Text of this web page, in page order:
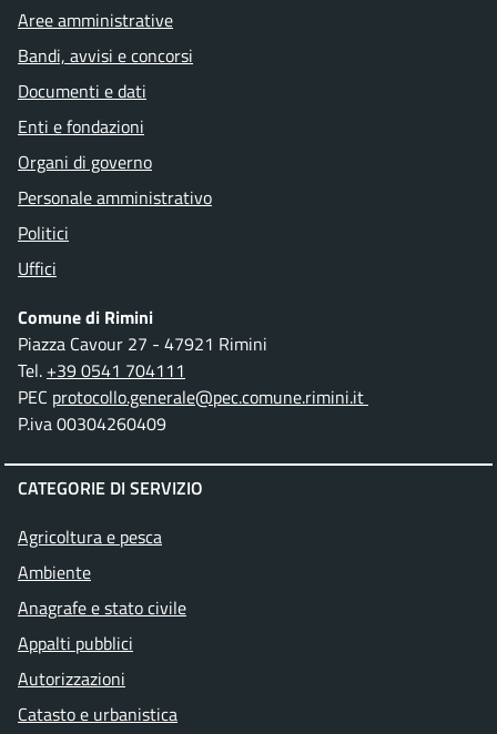
Aree amministrative
Bandi, avvisi e concorsi
Documenti e dati
Enti e fondazioni
Organi di governo
Personale amministrativo
Politici
Uffici
Comune di Rimini
Piazza Cavour 27 - 47921 Rimini
Tel. +39 0541 704111
PEC protocollo.generale@pec.comune.rimini.it
P.iva 00304260409
CATEGORIE DI SERVIZIO
Agricoltura e pesca
Ambiente
Anagrafe e stato civile
Appalti pubblici
Autorizzazioni
Catasto e urbanistica